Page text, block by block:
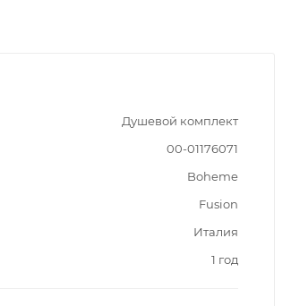
Душевой комплект
00-01176071
Boheme
Fusion
Италия
1 год